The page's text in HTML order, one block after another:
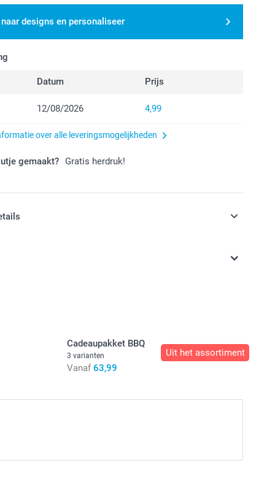
naar designs en personaliseer
Datum Prijs
12/08/2026 4,99
over alle leveringsmogelijkheden
gemaakt? Gratis herdruk!
Uit het assortiment
Cadeaupakket BBQ
3 varianten
Vanaf 63,99